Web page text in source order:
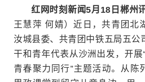
红网时刻新闻5月18日郴州
王慧萍 何婧）近日，共青团北
汝城县委、共青团中铁五局五公
干和青年代表从沙洲出发，开展
青春聚力同行”主题活动。从陈